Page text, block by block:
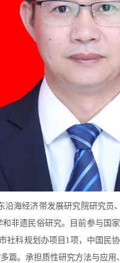
海经济带发展研究院研究
非遗民俗研究。目前参与国
社科规划办项目 1项，中国民
篇。承担质性研究方法与应用